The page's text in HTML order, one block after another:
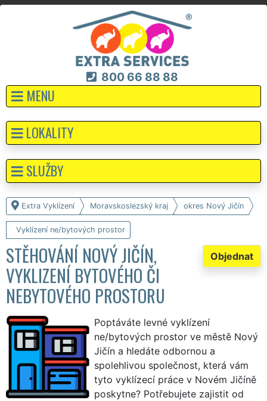
800 66 88 88
MENU
Extra Vyklízení Moravskoslezský kraj okres Nový Jičín
Vyklízení ne/bytových prostor
Objednat
STĚHOVÁNÍ NOVÝ JIČÍN,
VYKLIZENÍ BYTOVÉHO ČI
NEBYTOVÉHO PROSTORU
Poptáváte levné vyklízení
ne/bytových prostor ve městě Nový
Jičín a hledáte odbornou a
spolehlivou společnost, která vám
tyto vyklízecí práce v Novém Jičíně
poskytne? Potřebujete zajistit od
LOKALITY
SLUŽBY